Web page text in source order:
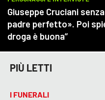
PIÙ LETTI
I FUNERALI